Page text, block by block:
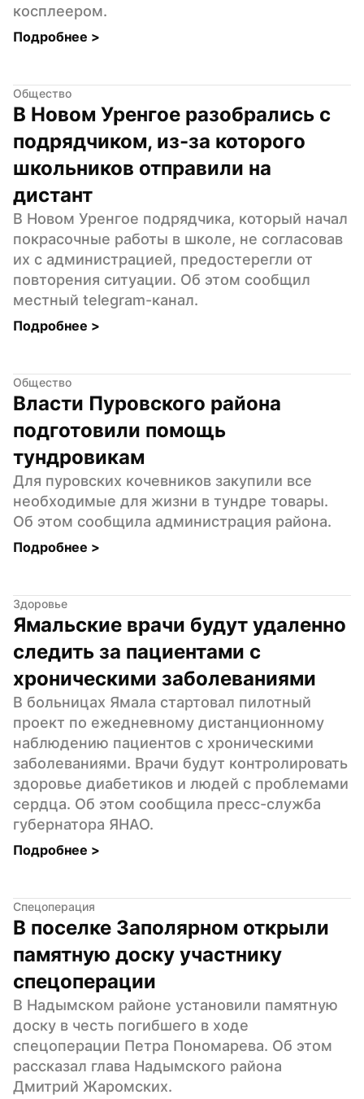
косплеером.
Подробнее >
Общество
В Новом Уренгое разобрались с
подрядчиком, из-за которого
школьников отправили на
дистант
В Новом Уренгое подрядчика, который начал
покрасочные работы в школе, не согласовав
их с администрацией, предостерегли от
повторения ситуации. Об этом сообщил
местный telegram-канал.
Подробнее >
Общество
Власти Пуровского района
подготовили помощь
тундровикам
Для пуровских кочевников закупили все
необходимые для жизни в тундре товары.
Об этом сообщила администрация района.
Подробнее >
Здоровье
Ямальские врачи будут удаленно
следить за пациентами с
хроническими заболеваниями
В больницах Ямала стартовал пилотный
проект по ежедневному дистанционному
наблюдению пациентов с хроническими
заболеваниями. Врачи будут контролировать
здоровье диабетиков и людей с проблемами
сердца. Об этом сообщила пресс-служба
губернатора ЯНАО.
Подробнее >
Спецоперация
В поселке Заполярном открыли
памятную доску участнику
спецоперации
В Надымском районе установили памятную
доску в честь погибшего в ходе
спецоперации Петра Пономарева. Об этом
рассказал глава Надымского района
Дмитрий Жаромских.